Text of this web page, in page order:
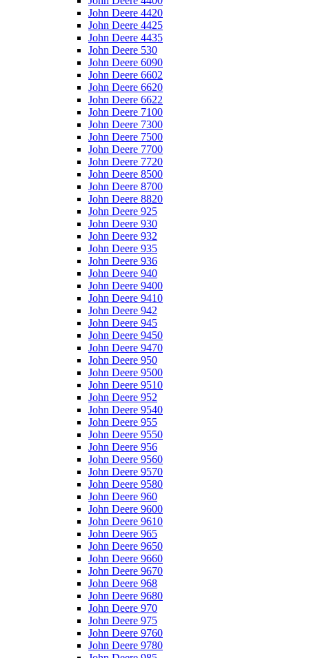
John Deere 4420
John Deere 4425
John Deere 4435
John Deere 530
John Deere 6090
John Deere 6602
John Deere 6620
John Deere 6622
John Deere 7100
John Deere 7300
John Deere 7500
John Deere 7700
John Deere 7720
John Deere 8500
John Deere 8700
John Deere 8820
John Deere 925
John Deere 930
John Deere 932
John Deere 935
John Deere 936
John Deere 940
John Deere 9400
John Deere 9410
John Deere 942
John Deere 945
John Deere 9450
John Deere 9470
John Deere 950
John Deere 9500
John Deere 9510
John Deere 952
John Deere 9540
John Deere 955
John Deere 9550
John Deere 956
John Deere 9560
John Deere 9570
John Deere 9580
John Deere 960
John Deere 9600
John Deere 9610
John Deere 965
John Deere 9650
John Deere 9660
John Deere 9670
John Deere 968
John Deere 9680
John Deere 970
John Deere 975
John Deere 9760
John Deere 9780